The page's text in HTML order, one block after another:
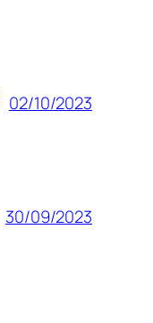
02/10/2023
30/09/2023